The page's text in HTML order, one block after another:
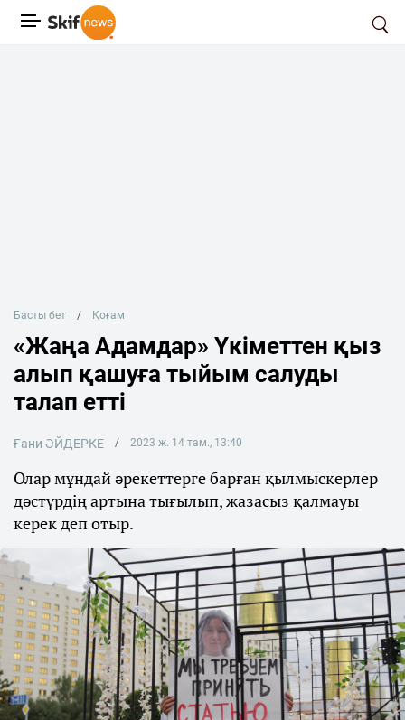
Басты бет Қоғам
«Жаңа Адамдар» Үкіметтен қыз
алып қашуға тыйым салуды
талап етті
Ғани ӘЙДЕРКЕ 2023 ж. 14 там., 13:40
Олар мұндай әрекеттерге барған қылмыскерлер
дәстүрдің артына тығылып, жазасыз қалмауы
керек деп отыр.